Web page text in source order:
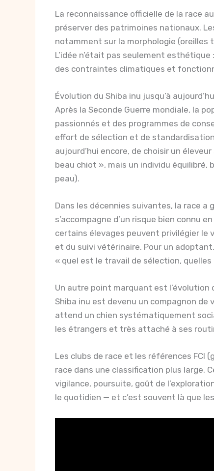
La reconnaissance officielle de la race
préserver des patrimoines nationaux.
notamment sur la morphologie (oreilles
L’idée n’était pas seulement
des contraintes climatiques et
Évolution du Shiba inu jusqu’à
Après la Seconde Guerre mondiale, la
passionnés et des programmes de
effort de sélection et de
aujourd’hui encore, de choisir un
beau chiot », mais un individu équilibré,
peau).
Dans les décennies suivantes, la race a
s’accompagne d’un risque bien connu
certains élevages peuvent privilégier
et du suivi vétérinaire. Pour un
« quel est le travail de sélection,
Un autre point marquant est l’évolution
Shiba inu est devenu un compagnon de
attend un chien systématiquement
les étrangers et très attaché à ses
Les clubs de race et les références
race dans une classification plus large.
vigilance, poursuite, goût de
le quotidien — et c’est souvent là que